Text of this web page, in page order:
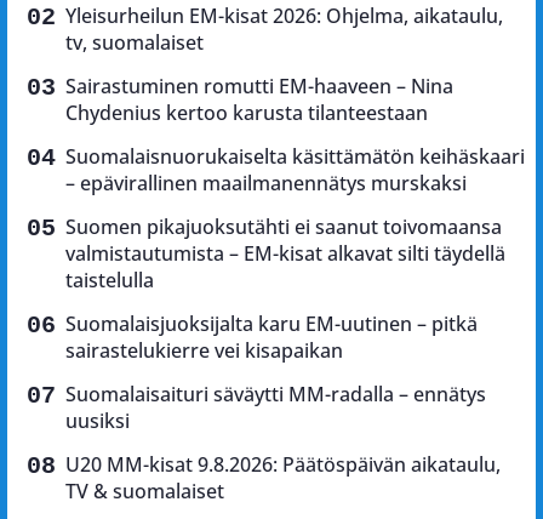
Yleisurheilun EM-kisat 2026: Ohjelma, aikataulu,
tv, suomalaiset
Sairastuminen romutti EM-haaveen – Nina
Chydenius kertoo karusta tilanteestaan
Suomalaisnuorukaiselta käsittämätön keihäskaari
– epävirallinen maailmanennätys murskaksi
Suomen pikajuoksutähti ei saanut toivomaansa
valmistautumista – EM-kisat alkavat silti täydellä
taistelulla
Suomalaisjuoksijalta karu EM-uutinen – pitkä
sairastelukierre vei kisapaikan
Suomalaisaituri säväytti MM-radalla – ennätys
uusiksi
U20 MM-kisat 9.8.2026: Päätöspäivän aikataulu,
TV & suomalaiset